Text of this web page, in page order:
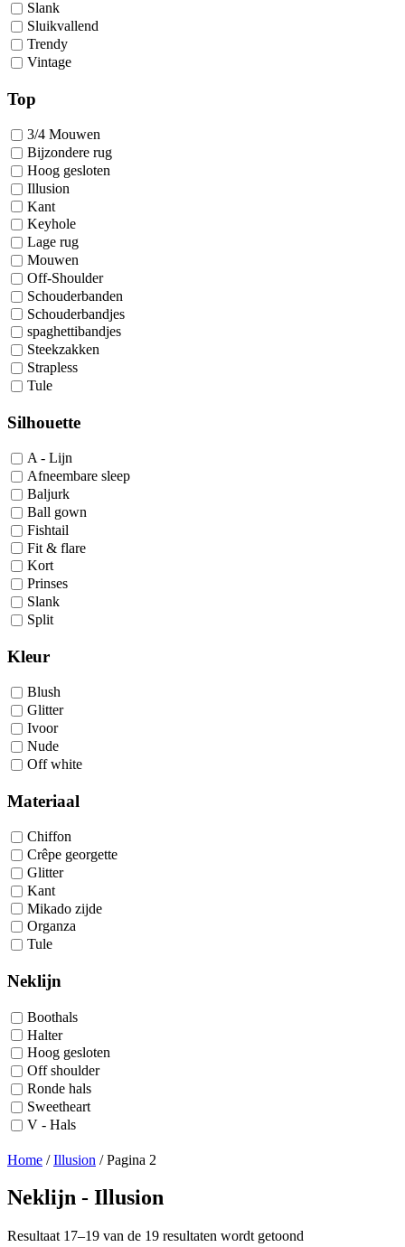
Slank
Sluikvallend
Trendy
Vintage
Top
3/4 Mouwen
Bijzondere rug
Hoog gesloten
Illusion
Kant
Keyhole
Lage rug
Mouwen
Off-Shoulder
Schouderbanden
Schouderbandjes
spaghettibandjes
Steekzakken
Strapless
Tule
Silhouette
A - Lijn
Afneembare sleep
Baljurk
Ball gown
Fishtail
Fit & flare
Kort
Prinses
Slank
Split
Kleur
Blush
Glitter
Ivoor
Nude
Off white
Materiaal
Chiffon
Crêpe georgette
Glitter
Kant
Mikado zijde
Organza
Tule
Neklijn
Boothals
Halter
Hoog gesloten
Off shoulder
Ronde hals
Sweetheart
V - Hals
Home /Illusion /Pagina 2
Neklijn - Illusion
Resultaat 17–19 van de 19 resultaten wordt getoond